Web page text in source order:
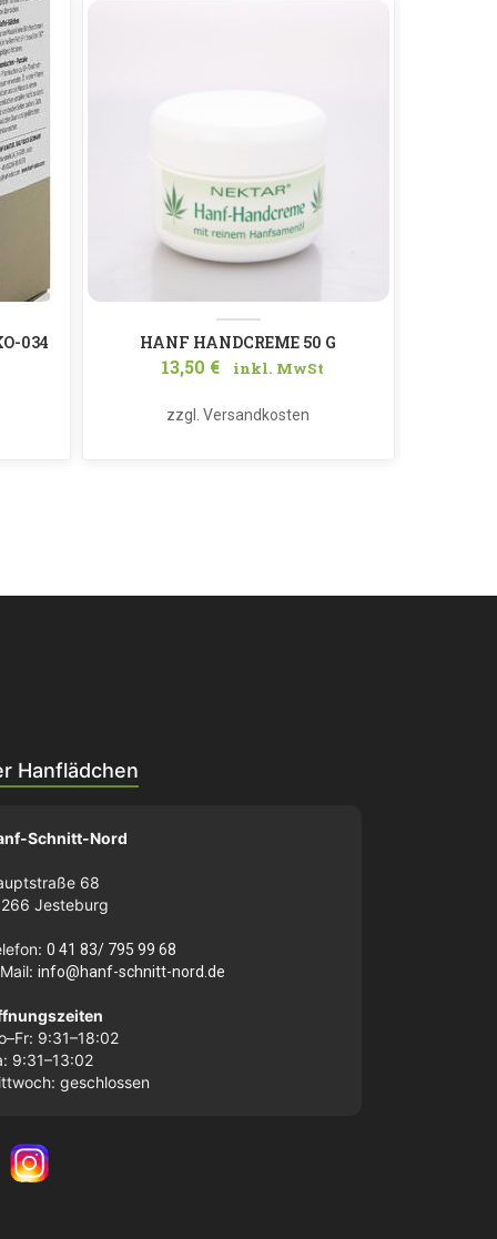
034
zzgl.Versandkosten
HANF HANDCREME 50 G
13,50 € inkl. MwSt
Hanflädchen
Schnitt-Nord
68
Jesteburg
0 41 83/ 795 99 68
info@hanf-schnitt-nord.de
9:31–18:02
9:31–13:02
geschlossen